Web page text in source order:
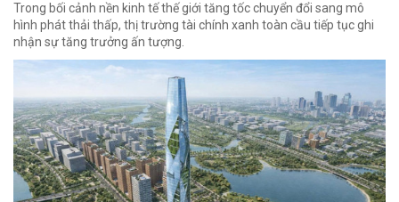
Trong bối cảnh nền kinh tế thế giới tăng tốc chuyển đổi sang mô
hình phát thải thấp, thị trường tài chính xanh toàn cầu tiếp tục ghi
nhận sự tăng trưởng ấn tượng.